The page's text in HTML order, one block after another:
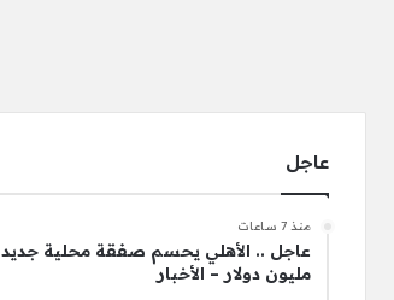
عاجل
منذ 7 ساعات
عاجل .. الأهلي يحسم صفقة محلية
مليون دولار – الأخبار